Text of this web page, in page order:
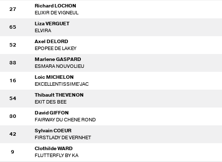
27
Richard LOCHON
ELIXIR DE VIGNEUL
65
Liza VERGUET
ELVIRA
52
Axel DELORD
EPOPEE DE LAKEY
33
Marlene GASPARD
ESMARA NOUVOLIEU
16
Loic MICHELON
EXCELLENTISSIME'JAC
54
Thibault THEVENON
EXIT DES BEE
30
David GIFFON
FAIRWAY DU CHENE ROND
42
Sylvain COEUR
FIRSTLADY DE VERNHET
9
Clothilde WARD
FLUTTERFLY BY KA